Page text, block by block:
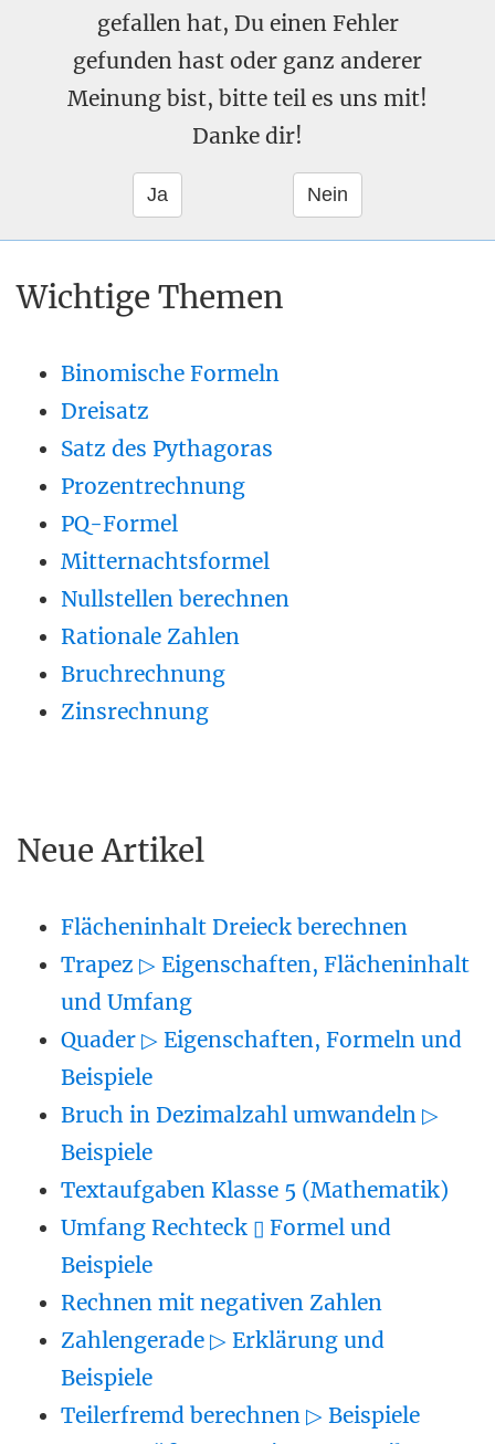
gefallen hat, Du einen Fehler
gefunden hast oder ganz anderer
Meinung bist, bitte teil es uns mit!
Danke dir!
Wichtige Themen
Binomische Formeln
Dreisatz
Satz des Pythagoras
Prozentrechnung
PQ-Formel
Mitternachtsformel
Nullstellen berechnen
Rationale Zahlen
Bruchrechnung
Zinsrechnung
Neue Artikel
Flächeninhalt Dreieck berechnen
Trapez ▷ Eigenschaften, Flächeninhalt
und Umfang
Quader ▷ Eigenschaften, Formeln und
Beispiele
Bruch in Dezimalzahl umwandeln ▷
Beispiele
Textaufgaben Klasse 5 (Mathematik)
Umfang Rechteck ▯ Formel und
Beispiele
Rechnen mit negativen Zahlen
Zahlengerade ▷ Erklärung und
Beispiele
Teilerfremd berechnen ▷ Beispiele